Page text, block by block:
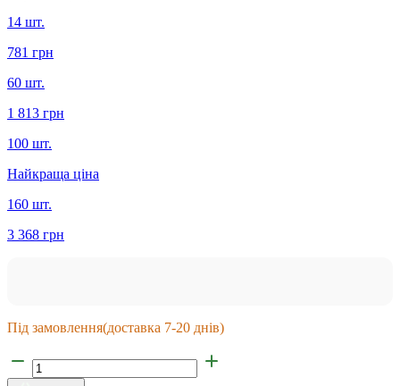
14 шт.
781 грн
60 шт.
1 813 грн
100 шт.
Найкраща ціна
160 шт.
3 368 грн
Під замовлення(доставка 7-20 днів)